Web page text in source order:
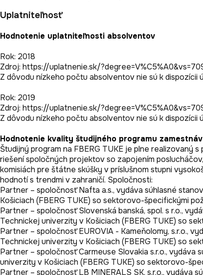
Uplatniteľnosť
Hodnotenie uplatniteľnosti absolventov
Rok: 2018
Zdroj: https://uplatnenie.sk/
Z dôvodu nízkeho počtu absolventov nie sú k dispozícii
Rok: 2019
Zdroj: https://uplatnenie.sk/
Hodnotenie kvality študijného programu
Študijný program na FBERG TUKE je plne realizovaný
riešení spoločných projektov so zapojením
komisiách pre štátne skúšky v príslušnom stupni
hodnotí s trendmi v zahraničí. Spoločnosti:
Partner – spoločnosť Nafta a.s., vydáva súhlasné
Košiciach (FBERG TUKE) so sektorovo-špecifickými
Partner – spoločnosť Slovenská banská, spol. s r.o.,
Technickej univerzity v Košiciach (FBERG TUKE) so
Partner – spoločnosť EUROVIA - Kameňolomy, s.r.o.,
Technickej univerzity v Košiciach (FBERG TUKE) so
Partner – spoločnosť Carmeuse Slovakia s.r.o.,
univerzity v Košiciach (FBERG TUKE) so sektorovo-
Partner – spoločnosť LB MINERALS SK, s.r.o., vydáva